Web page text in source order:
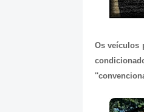
Os veículos